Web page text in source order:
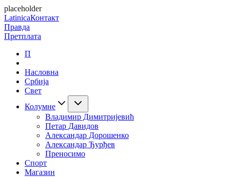
placeholder
LatinicaКонтакт
Правда
Претплата
П
Насловна
Србија
Свет
Колумне
Владимир Димитријевић
Петар Давидов
Александар Дорошенко
Александар Ђурђев
Преносимо
Спорт
Магазин